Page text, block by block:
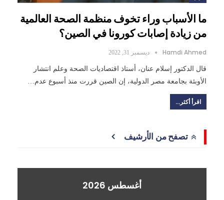
ما الأسباب وراء تخوف منظمة الصحة العالمية
من زيادة إصابات كورونا في الصين؟
Hamdi Ahmed ديسمبر 31, 2022
قال الدكتور إسلام عنان، أستاذ اقتصاديات الصحة وعلم انتشار
الأوبئة بجامعة مصر الدولية، إن الصين قررت منذ أسبوع عدم…
اقرأ أكثر...
تصفح من الأرشيف
أغسطس 2026